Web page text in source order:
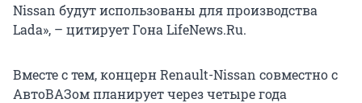
Nissan будут использованы для производства
Lada», – цитирует Гона LifeNews.Ru.
Вместе с тем, концерн Renault-Nissan совместно с
АвтоВАЗом планирует через четыре года